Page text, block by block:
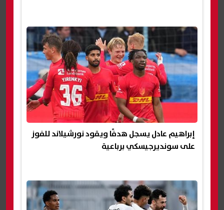
إبراهيم عادل يسجل هدفًا ويقود نورشيلاند للفوز
على سونديرجيسكي برباعية